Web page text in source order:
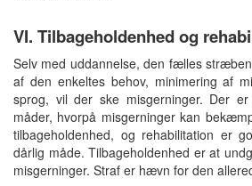
VI. Tilbageholdenhed og
Selv med uddannelse, den fælles
af den enkeltes behov, minimering af
sprog, vil der ske misgerninger. Der
måder, hvorpå misgerninger kan
tilbageholdenhed, og rehabilitation er
dårlig måde. Tilbageholdenhed er at
misgerninger. Straf er hævn for den